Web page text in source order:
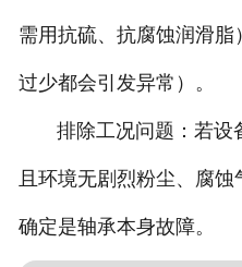
需用抗硫、抗腐蚀润滑
过少都会引发异常）。
排除工况问题：若设
且环境无剧烈粉尘、腐
确定是轴承本身故障。